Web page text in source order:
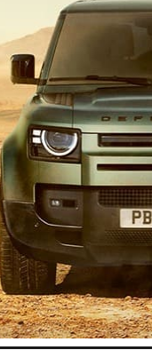
nombreuses
Parmi celles-ci, la
selon
publié lundi, la
au sein
acheter des